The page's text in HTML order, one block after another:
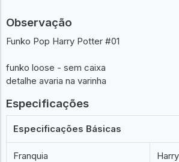
Observação
Funko Pop Harry Potter #01
funko loose - sem caixa
detalhe avaria na varinha
Especificações
Especificações Básicas
Franquia